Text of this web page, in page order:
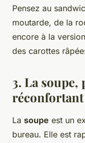
Pensez au
moutarde, de la
encore à la
des carottes
3. La
La soupe est un
bureau. Elle est